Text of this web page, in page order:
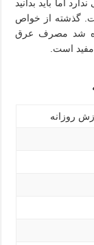
اما باید بدانید
گذشته از خواص
شد مصرف عرق
مفید است.
روزانه